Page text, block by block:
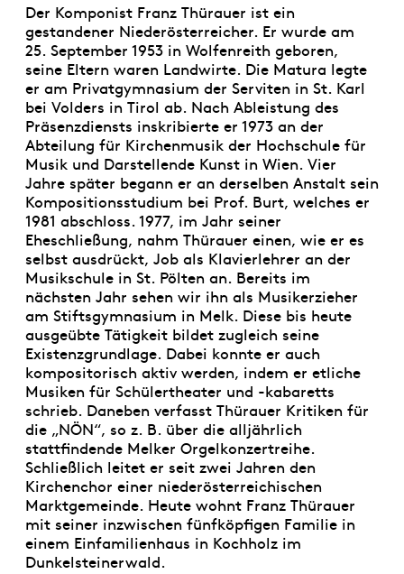
Der Komponist Franz Thürauer ist ein
gestandener Niederösterreicher. Er wurde am
25. September 1953 in Wolfenreith geboren,
seine Eltern waren Landwirte. Die Matura legte
er am Privatgymnasium der Serviten in St. Karl
bei Volders in Tirol ab. Nach Ableistung des
Präsenzdiensts inskribierte er 1973 an der
Abteilung für Kirchenmusik der Hochschule für
Musik und Darstellende Kunst in Wien. Vier
Jahre später begann er an derselben Anstalt sein
Kompositionsstudium bei Prof. Burt, welches er
1981 abschloss. 1977, im Jahr seiner
Eheschließung, nahm Thürauer einen, wie er es
selbst ausdrückt, Job als Klavierlehrer an der
Musikschule in St. Pölten an. Bereits im
nächsten Jahr sehen wir ihn als Musikerzieher
am Stiftsgymnasium in Melk. Diese bis heute
ausgeübte Tätigkeit bildet zugleich seine
Existenzgrundlage. Dabei konnte er auch
kompositorisch aktiv werden, indem er etliche
Musiken für Schülertheater und -kabaretts
schrieb. Daneben verfasst Thürauer Kritiken für
die „NÖN“, so z. B. über die alljährlich
stattfindende Melker Orgelkonzertreihe.
Schließlich leitet er seit zwei Jahren den
Kirchenchor einer niederösterreichischen
Marktgemeinde. Heute wohnt Franz Thürauer
mit seiner inzwischen fünfköpfigen Familie in
einem Einfamilienhaus in Kochholz im
Dunkelsteinerwald.